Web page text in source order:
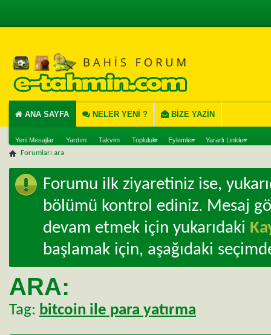
ANA SAYFA
Yeni Mesajlar Yardım Takvim Topluluk Eylemler Yararlı Linkler
NELER YENI ? BIZE YAZIN
Forumları ara
Forumu ilk ziyaretiniz ise,
bölümü kontrol ediniz. Mesaj
devam etmek için yukarıdaki
başlamak için, aşağıdaki
ARA:
Tag: bitcoin ile para yatırma